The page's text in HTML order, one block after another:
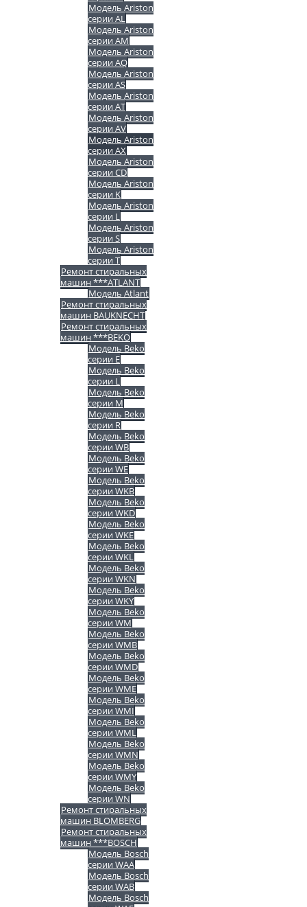
Модель Ariston
серии AL
Модель Ariston
серии AM
Модель Ariston
серии AQ
Модель Ariston
серии AS
Модель Ariston
серии AT
Модель Ariston
серии AV
Модель Ariston
серии AX
Модель Ariston
серии CD
Модель Ariston
серии K
Модель Ariston
серии L
Модель Ariston
серии S
Модель Ariston
серии T
Ремонт стиральных
машин ***ATLANT
Модель Atlant
Ремонт стиральных
машин BAUKNECHT
Ремонт стиральных
машин ***BEKO
Модель Beko
серии E
Модель Beko
серии L
Модель Beko
серии M
Модель Beko
серии R
Модель Beko
серии WB
Модель Beko
серии WE
Модель Beko
серии WKB
Модель Beko
серии WKD
Модель Beko
серии WKE
Модель Beko
серии WKL
Модель Beko
серии WKN
Модель Beko
серии WKY
Модель Beko
серии WM
Модель Beko
серии WMB
Модель Beko
серии WMD
Модель Beko
серии WME
Модель Beko
серии WMI
Модель Beko
серии WML
Модель Beko
серии WMN
Модель Beko
серии WMY
Модель Beko
серии WN
Ремонт стиральных
машин BLOMBERG
Ремонт стиральных
машин ***BOSCH
Модель Bosch
серии WAA
Модель Bosch
серии WAB
Модель Bosch